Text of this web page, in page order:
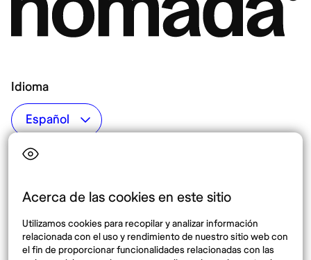
Acerca de las cookies en este sitio
Utilizamos cookies para recopilar y analizar información
relacionada con el uso y rendimiento de nuestro sitio web con
el fin de proporcionar funcionalidades relacionadas con las
Idioma
Top destinos
México
España
Destinos